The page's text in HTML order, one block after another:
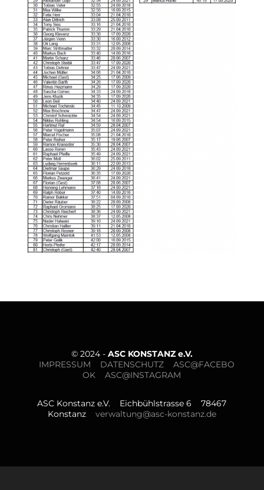
© 2024 - ASC KONSTANZ e.V.
IMPRESSUM
DATENSCHUTZ
ASC@FACEBO
OK
ASC@INSTAGRAM
ASC Konstanz e.V. Eichbühlstrasse 678467
Konstanz verwaltung@asc-konstanz.de